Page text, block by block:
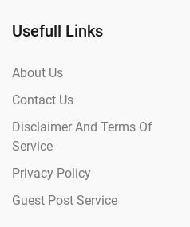
Usefull Links
About Us
Contact Us
Disclaimer And Terms Of
Service
Privacy Policy
Guest Post Service